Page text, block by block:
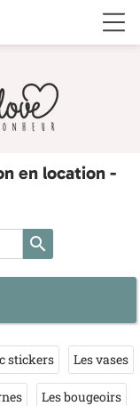
en location -
search
stickers Les vases
Les bougeoirs